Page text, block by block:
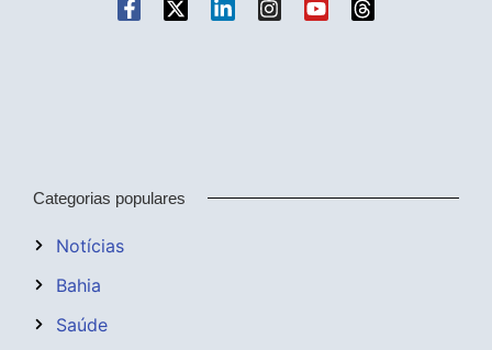
Categorias populares
Notícias
Bahia
Saúde